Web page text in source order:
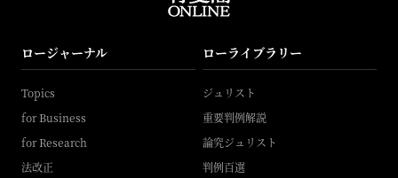
ロージャーナル
Topics
for Business
for Research
法改正
ローライブラリー
ジュリスト
重要判例解説
論究ジュリスト
判例百選